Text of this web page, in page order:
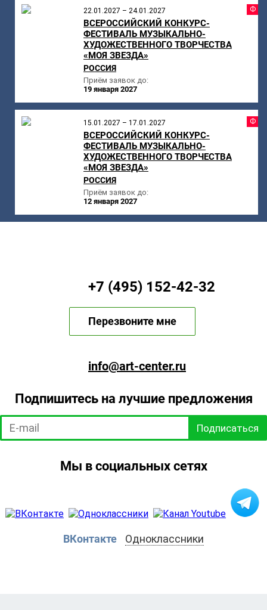
22.01.2027 – 24.01.2027
ВСЕРОССИЙСКИЙ КОНКУРС-
ФЕСТИВАЛЬ МУЗЫКАЛЬНО-
ХУДОЖЕСТВЕННОГО ТВОРЧЕСТВА
«МОЯ ЗВЕЗДА»
РОССИЯ
Приём заявок до:
19 января 2027
15.01.2027 – 17.01.2027
ВСЕРОССИЙСКИЙ КОНКУРС-
ФЕСТИВАЛЬ МУЗЫКАЛЬНО-
ХУДОЖЕСТВЕННОГО ТВОРЧЕСТВА
«МОЯ ЗВЕЗДА»
РОССИЯ
Приём заявок до:
12 января 2027
+7 (495) 152-42-32
Перезвоните мне
info@art-center.ru
Подпишитесь на лучшие предложения
Подписаться
Мы в социальных сетях
ВКонтакте Одноклассники